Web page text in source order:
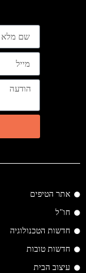
אתר הטיפים
חו"ל
חדשות הטכנולוגיה
חדשות טובות
עיצוב הבית